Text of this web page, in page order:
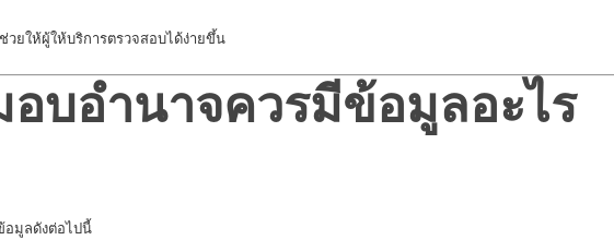
วยให้ผู้ให้บริการตรวจสอบได้ง่ายขึ้น
บอำนาจควรมีข้อมูลอะไร
อมูลดังต่อไปนี้